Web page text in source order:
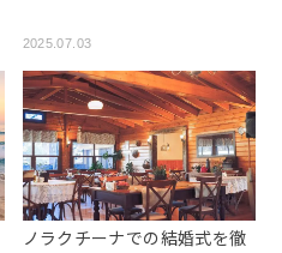
2025.07.03
ノラクチーナでの結婚式を徹